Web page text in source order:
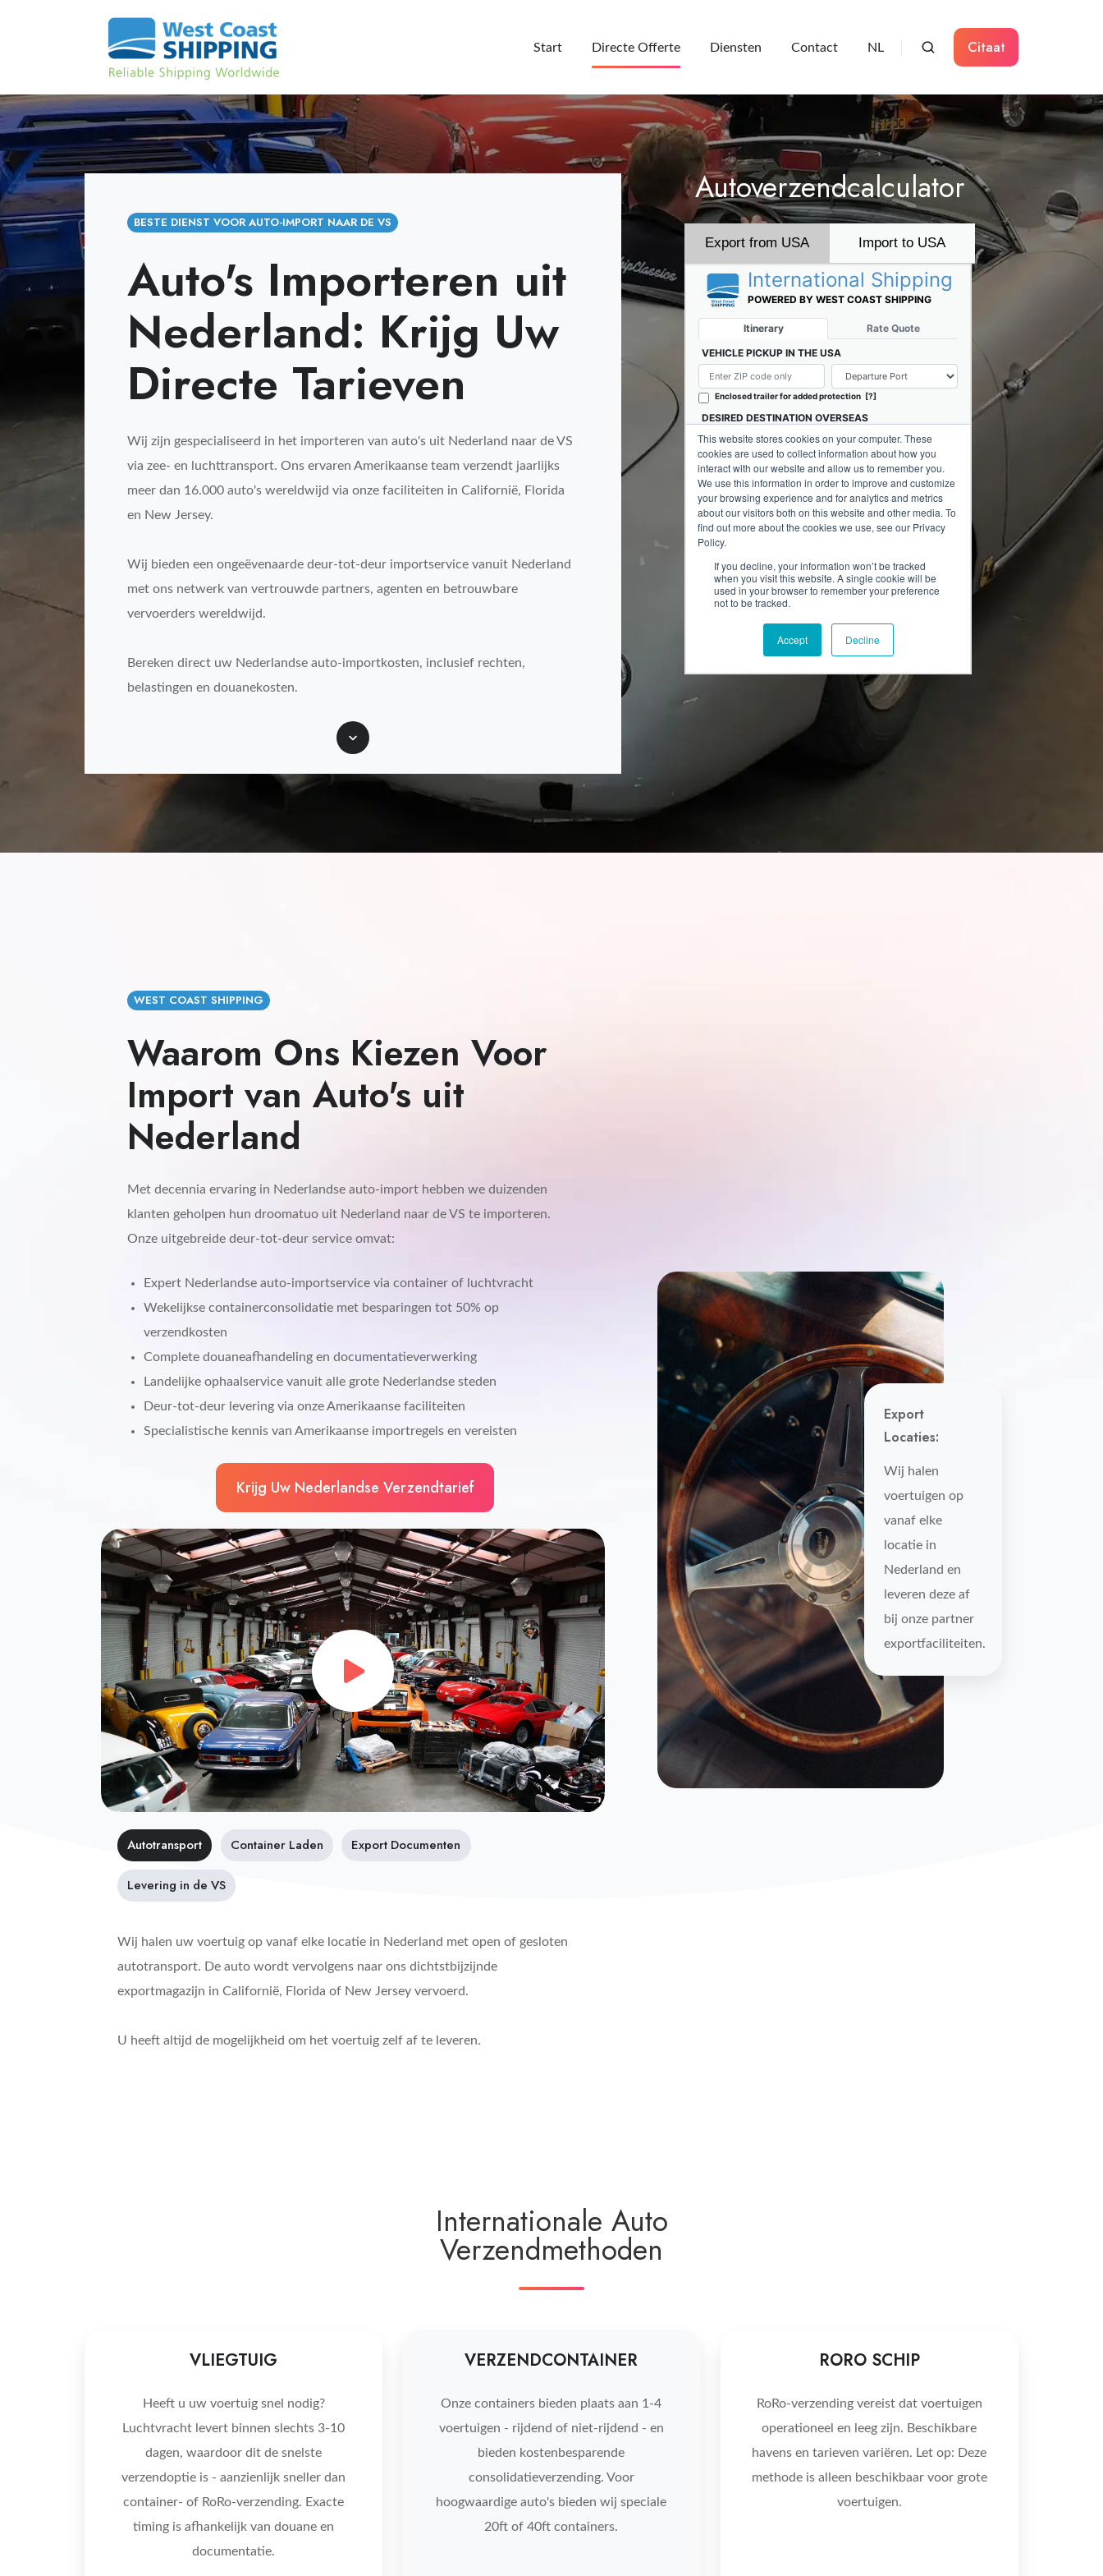
Start Directe Offerte Diensten Contact NL Citaat
BESTE DIENST VOOR AUTO-IMPORT NAAR DE VS
Auto's Importeren uit
Nederland: Krijg Uw
Directe Tarieven
Wij zijn gespecialiseerd in het importeren van auto's uit Nederland naar de VS
via zee- en luchttransport. Ons ervaren Amerikaanse team verzendt jaarlijks
meer dan 16.000 auto's wereldwijd via onze faciliteiten in Californië, Florida
en New Jersey.
Wij bieden een ongeëvenaarde deur-tot-deur importservice vanuit Nederland
met ons netwerk van vertrouwde partners, agenten en betrouwbare
vervoerders wereldwijd.
Bereken direct uw Nederlandse auto-importkosten, inclusief rechten,
belastingen en douanekosten.
Scroll
Autoverzendcalculator
Export from USA Import to USA
WEST COAST SHIPPING
Waarom Ons Kiezen Voor
Import van Auto's uit
Nederland
Met decennia ervaring in Nederlandse auto-import hebben we duizenden
klanten geholpen hun droomatuo uit Nederland naar de VS te importeren.
Onze uitgebreide deur-tot-deur service omvat:
Expert Nederlandse auto-importservice via container of luchtvracht
Wekelijkse containerconsolidatie met besparingen tot 50% op
verzendkosten
Complete douaneafhandeling en documentatieverwerking
Landelijke ophaalservice vanuit alle grote Nederlandse steden
Deur-tot-deur levering via onze Amerikaanse faciliteiten
Specialistische kennis van Amerikaanse importregels en vereisten
Krijg Uw Nederlandse Verzendtarief
Autotransport Container Laden Export Documenten
Levering in de VS
Wij halen uw voertuig op vanaf elke locatie in Nederland met open of gesloten
autotransport. De auto wordt vervolgens naar ons dichtstbijzijnde
exportmagazijn in Californië, Florida of New Jersey vervoerd.
U heeft altijd de mogelijkheid om het voertuig zelf af te leveren.
Export
Locaties:
Wij halen
voertuigen op
vanaf elke
locatie in
Nederland en
leveren deze af
bij onze partner
exportfaciliteiten.
Internationale Auto
Verzendmethoden
VLIEGTUIG
Heeft u uw voertuig snel nodig?
Luchtvracht levert binnen slechts 3-10
dagen, waardoor dit de snelste
verzendoptie is - aanzienlijk sneller dan
container- of RoRo-verzending. Exacte
timing is afhankelijk van douane en
documentatie.
VERZENDCONTAINER
Onze containers bieden plaats aan 1-4
voertuigen - rijdend of niet-rijdend - en
bieden kostenbesparende
consolidatieverzending. Voor
hoogwaardige auto's bieden wij speciale
20ft of 40ft containers.
RORO SCHIP
RoRo-verzending vereist dat voertuigen
operationeel en leeg zijn. Beschikbare
havens en tarieven variëren. Let op: Deze
methode is alleen beschikbaar voor grote
voertuigen.
SCHIP